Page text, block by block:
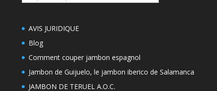
thémes
AVIS JURIDIQUE
Blog
Comment couper jambon espagnol
Jambon de Guijuelo, le jambon iberico de Salamanca
JAMBON DE TERUEL A.O.C.